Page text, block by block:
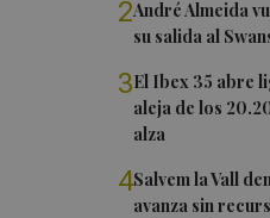
2André Almeida
su salida al
3El Ibex 35 abre
aleja de los
alza
4Salvem la Vall
avanza sin